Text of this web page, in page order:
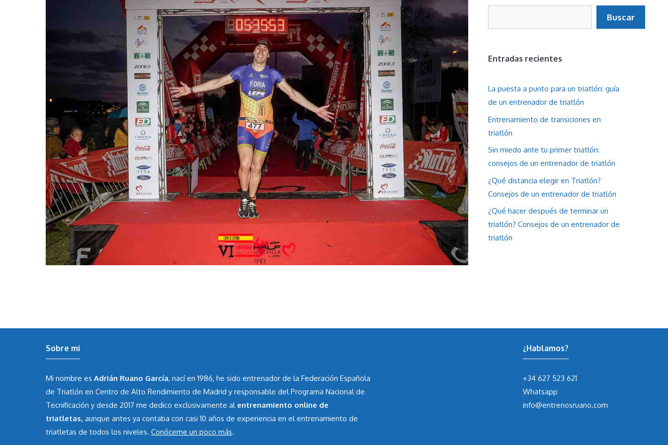
Buscar
Entradas recientes
La puesta a punto para un triatlón: guía
de un entrenador de triatlón
Entrenamiento de transiciones en
triatlón
Sin miedo ante tu primer triatlón:
consejos de un entrenador de triatlón
¿Qué distancia elegir en Triatlón?
Consejos de un entrenador de triatlón
¿Qué hacer después de terminar un
triatlón? Consejos de un entrenador de
triatlón
Sobre mi
Mi nombre es Adrián Ruano García, nací en 1986, he sido entrenador de la Federación Española
de Triatlón en Centro de Alto Rendimiento de Madrid y responsable del Programa Nacional de
Tecnificación y desde 2017 me dedico exclusivamente al entrenamiento online de
triatletas, aunque antes ya contaba con casi 10 años de experiencia en el entrenamiento de
triatletas de todos los niveles. Conóceme un poco más.
¿Hablamos?
+34 627 523 621
Whatsapp
info@entrenosruano.com